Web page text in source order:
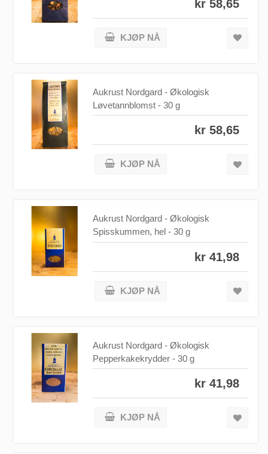
kr 58,65
KJØP NÅ
Aukrust Nordgard - Økologisk
Løvetannblomst - 30 g
kr 58,65
KJØP NÅ
Aukrust Nordgard - Økologisk
Spisskummen, hel - 30 g
kr 41,98
KJØP NÅ
Aukrust Nordgard - Økologisk
Pepperkakekrydder - 30 g
kr 41,98
KJØP NÅ